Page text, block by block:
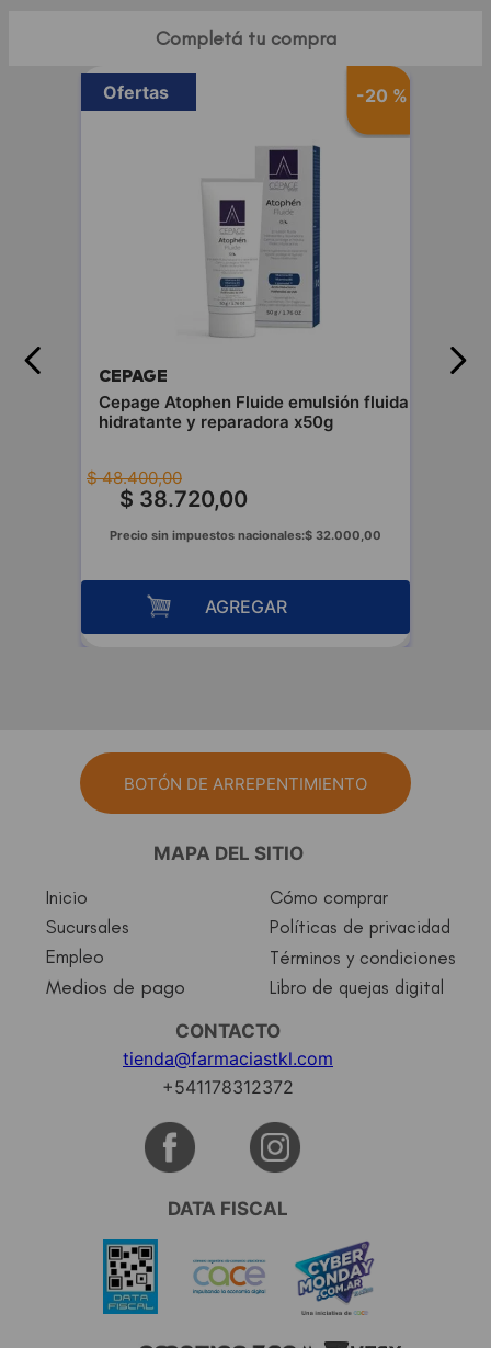
Completá tu compra
-20 %
Ofertas
CEPAGE
Cepage Atophen Fluide emulsión fluida
hidratante y reparadora x50g
$ 48.400,00
$ 38.720,00
Precio sin impuestos nacionales:$ 32.000,00
AGREGAR
BOTÓN DE ARREPENTIMIENTO
MAPA DEL SITIO
Inicio
Sucursales
Empleo
Medios de pago
Cómo comprar
Políticas de privacidad
Términos y condiciones
Libro de quejas digital
CONTACTO
tienda@farmaciastkl.com
+541178312372
DATA FISCAL